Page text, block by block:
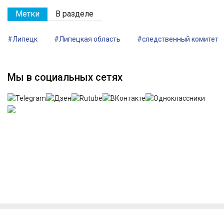
Метки В разделе
#Липецк #Липецкая область #следственный комитет
Мы в социальных сетях